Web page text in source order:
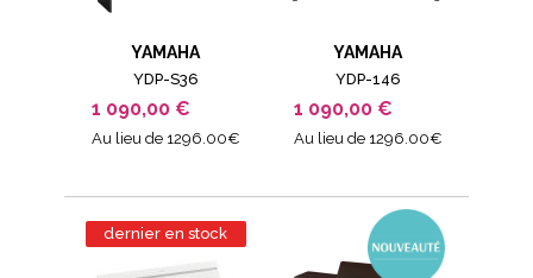
YAMAHA
YDP-S36
1 090,00 €
Au lieu de 1296.00€
YAMAHA
YDP-146
1 090,00 €
Au lieu de 1296.00€
dernier en stock